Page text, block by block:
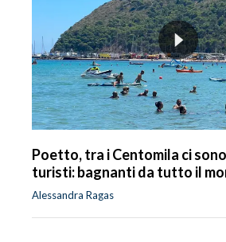
Poetto, tra i Centomila ci
turisti: bagnanti da tutto il
Alessandra Ragas